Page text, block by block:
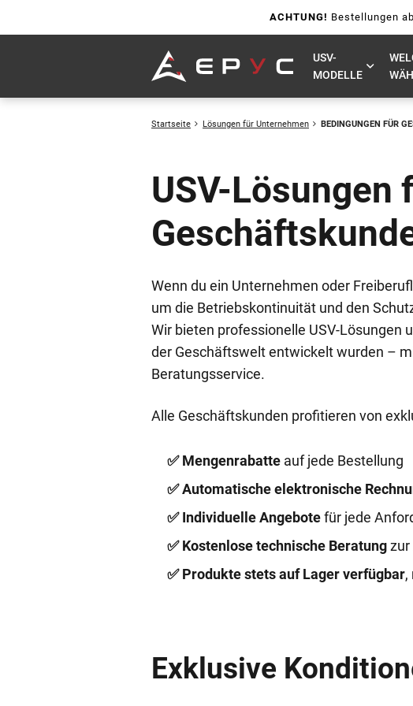
ACHTUNG! Bestellungen
USV-
MODELLE
Startseite Lösungen für Unternehmen BEDINGUNGEN FÜR
USV-Lösungen
Wenn du ein Unternehmen oder
um die Betriebskontinuität und den
Wir bieten professionelle USV-Lösungen
der Geschäftswelt entwickelt wurden –
Beratungsservice.
Alle Geschäftskunden profitieren von
✅ Mengenrabatte auf jede Bestellung
✅ Automatische elektronische
✅ Individuelle Angebotefür jede
✅ Kostenlose technische Beratungzur
✅ Produkte stets auf Lager verfügbar,
Exklusive